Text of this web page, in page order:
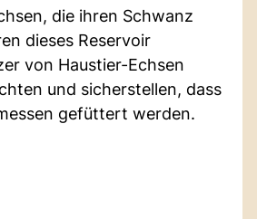
die ihren Schwanz
dieses Reservoir
von Haustier-Echsen
und sicherstellen, dass
gefüttert werden.